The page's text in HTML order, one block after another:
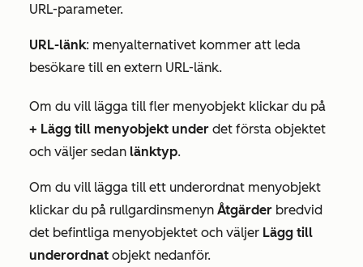
URL-parameter.
URL-länk: menyalternativet kommer att leda
besökare till en extern URL-länk.
Om du vill lägga till fler menyobjekt klickar du på
+ Lägg till menyobjekt under det första objektet
och väljer sedan länktyp.
Om du vill lägga till ett underordnat menyobjekt
klickar du på rullgardinsmenyn Åtgärder bredvid
det befintliga menyobjektet och väljer Lägg till
underordnat objekt nedanför.